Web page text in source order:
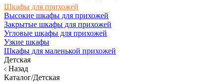
Шкафы для прихожей
Высокие шкафы для прихожей
Закрытые шкафы для прихожей
Угловые шкафы для прихожей
Узкие шкафы
Шкафы для маленькой прихожей
Детская
Назад
Каталог/Детская